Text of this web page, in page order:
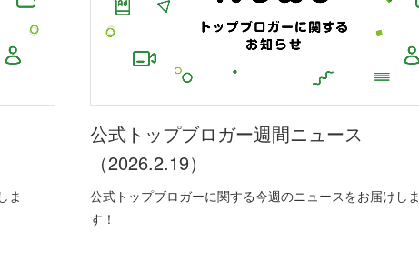
ま
公式トップブロガー週間ニュース
（2026.2.19）
公式トップブロガーに関する今週のニュースをお届けしま
す！